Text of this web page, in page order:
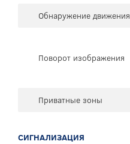
Обнаружение движения
Поворот изображения
Приватные зоны
СИГНАЛИЗАЦИЯ